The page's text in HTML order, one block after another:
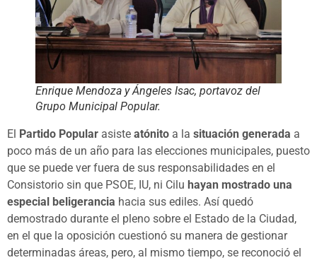
Enrique Mendoza y Ángeles Isac, portavoz del
Grupo Municipal Popular.
El Partido Popular asiste atónito a la situación generada a
poco más de un año para las elecciones municipales, puesto
que se puede ver fuera de sus responsabilidades en el
Consistorio sin que PSOE, IU, ni Cilu hayan mostrado una
especial beligerancia hacia sus ediles. Así quedó
demostrado durante el pleno sobre el Estado de la Ciudad,
en el que la oposición cuestionó su manera de gestionar
determinadas áreas, pero, al mismo tiempo, se reconoció el